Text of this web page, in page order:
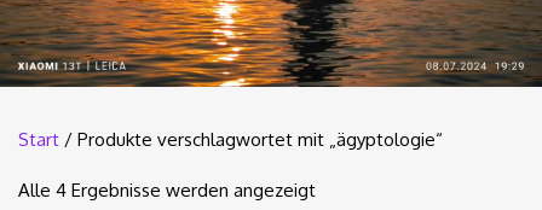
Start / Produkte verschlagwortet mit „ägyptologie“
Alle 4 Ergebnisse werden angezeigt